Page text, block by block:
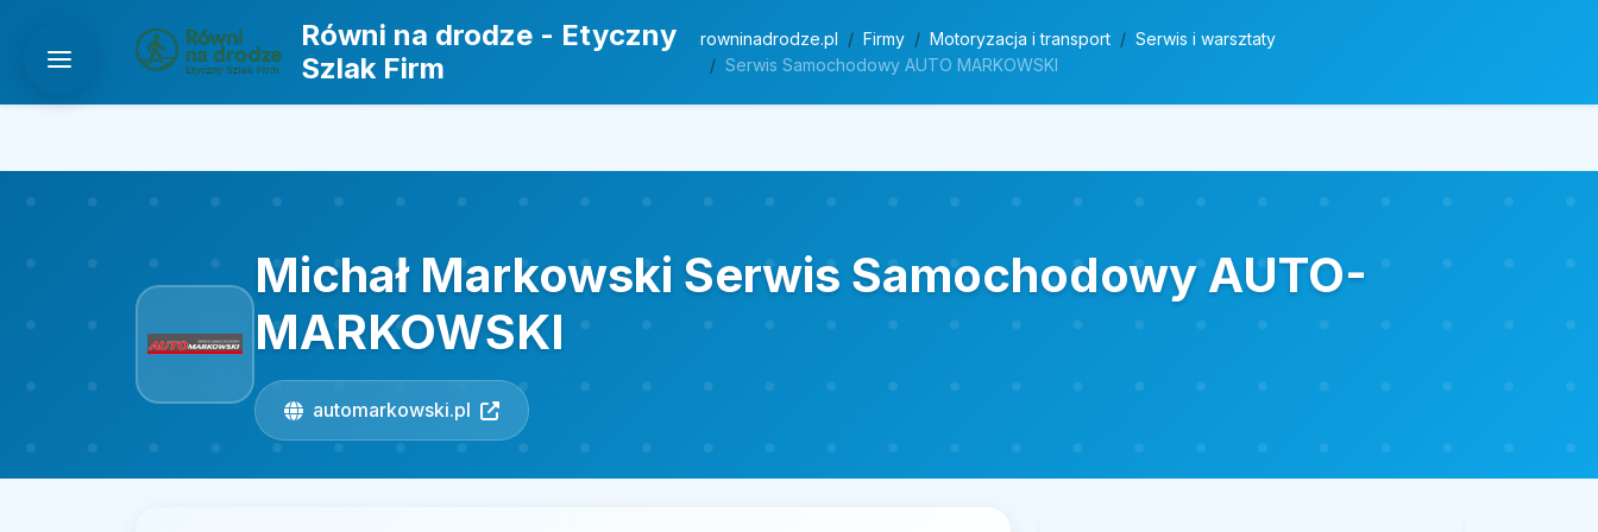
Równi na drodze - Etyczny
Szlak Firm
rowninadrodze.pl Firmy Motoryzacja i transport
Serwis i warsztaty
Serwis Samochodowy AUTO MARKOWSKI
Michał Markowski Serwis Samochodowy AUTO-
MARKOWSKI
automarkowski.pl